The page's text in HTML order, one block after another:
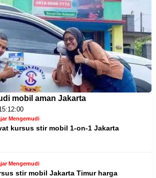
mobil aman Jakarta
Mengemudi
kursus stir mobil 1-on-1 Jakarta
Mengemudi
stir mobil Jakarta Timur harga